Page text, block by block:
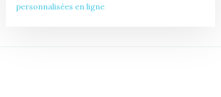
personnalisées en ligne